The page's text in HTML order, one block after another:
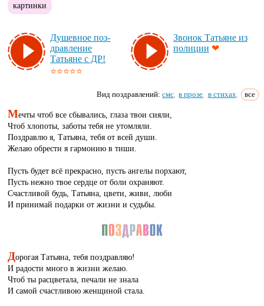
картинки
Ду­шев­ное поз­
драв­ле­ние
Татьяне с ДР!
⭐⭐⭐⭐⭐
Зво­нок Та­тья­не из
по­ли­ции ❤
Вид поздравлений:смс в прозе в стихах все
Мечты чтоб все сбывались, глаза твои сияли,
Чтоб хлопоты, заботы тебя не утомляли.
Поздравлю я, Татьяна, тебя от всей души.
Желаю обрести я гармонию в тиши.
Пусть будет всё прекрасно, пусть ангелы порхают,
Пусть нежно твое сердце от боли охраняют.
Счастливой будь, Татьяна, цвети, живи, люби
И принимай подарки от жизни и судьбы.
Дорогая Татьяна, тебя поздравляю!
И радости много в жизни желаю.
Чтоб ты расцветала, печали не знала
И самой счастливою женщиной стала.